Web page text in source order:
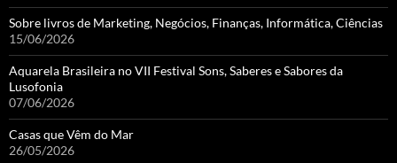
Sobre livros de Marketing, Negócios, Finanças, Informática, Ciências
15/06/2026
Aquarela Brasileira no VII Festival Sons, Saberes e Sabores da
Lusofonia
07/06/2026
Casas que Vêm do Mar
26/05/2026